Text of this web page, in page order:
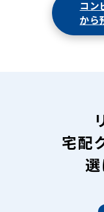
コン
から
宅配